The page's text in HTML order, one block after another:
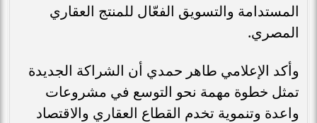
المستدامة والتسويق الفعّال للمنتج العقاري
المصري.
وأكد الإعلامي طاهر حمدي أن الشراكة الجديدة
تمثل خطوة مهمة نحو التوسع في مشروعات
واعدة وتنموية تخدم القطاع العقاري والاقتصاد